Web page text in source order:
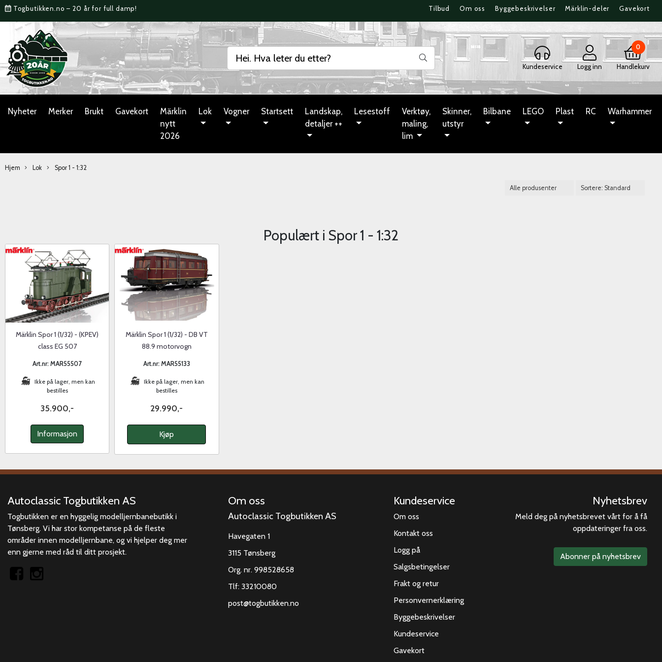
Togbutikken.no – 20 år for full damp! Tilbud Om oss Byggebeskrivelser Märklin-deler Gavekort
Kundeservice Logg inn
0
Handlekurv
Nyheter Merker Brukt Gavekort
Märklin
nytt
2026
Lok Vogner Startsett
Landskap,
detaljer ++
Lesestoff
Verktøy,
maling,
lim
Skinner,
utstyr
Bilbane LEGO Plast RC Warhammer
Hjem Lok Spor 1 - 1:32
Populært i Spor 1 - 1:32
Märklin Spor 1 (1/32) - (KPEV)
class EG 507
Art.nr: MAR55507
Ikke på lager, men kan
bestilles
35.900,-
Informasjon
Märklin Spor 1 (1/32) - DB VT
88.9 motorvogn
Art.nr: MAR55133
Ikke på lager, men kan
bestilles
29.990,-
Kjøp
Autoclassic Togbutikken AS
Togbutikken er en hyggelig modelljernbanebutikk i
Tønsberg. Vi har stor kompetanse på de fleste
områder innen modelljernbane, og vi hjelper deg mer
enn gjerne med råd til ditt prosjekt.
Om oss
Autoclassic Togbutikken AS
Havegaten 1
3115 Tønsberg
Org. nr. 998528658
Tlf: 33210080
post@togbutikken.no
Kundeservice
Om oss
Kontakt oss
Logg på
Salgsbetingelser
Frakt og retur
Personvernerklæring
Byggebeskrivelser
Kundeservice
Gavekort
Nyhetsbrev
Meld deg på nyhetsbrevet vårt for å få
oppdateringer fra oss.
Abonner på nyhetsbrev